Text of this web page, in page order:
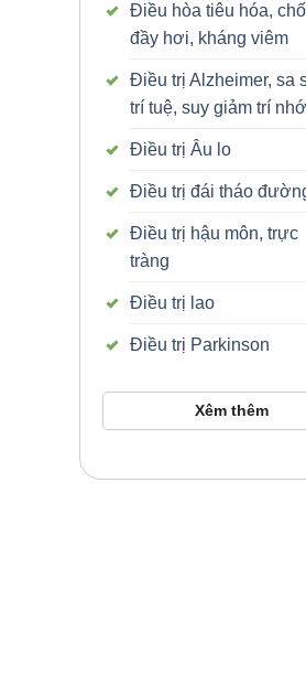
Điều hòa tiêu hóa,
đầy hơi, kháng viêm
Điều trị Alzheimer, sa
trí tuệ, suy giảm trí nhớ
Điều trị Âu lo
Điều trị đái tháo
Điều trị hậu môn, trực
tràng
Điều trị lao
Điều trị Parkinson
Xêm thêm